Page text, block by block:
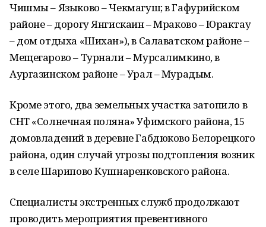
Чишмы – Языково – Чекмагуш; в Гафурийском
районе – дорогу Янгискаин – Мраково – Юрактау
– дом отдыха «Шихан»), в Салаватском районе –
Мещегарово – Турнали – Мурсалимкино, в
Аургазинском районе – Урал – Мурадым.
Кроме этого, два земельных участка затопило в
СНТ «Солнечная поляна» Уфимского района, 15
домовладений в деревне Габдюково Белорецкого
района, один случай угрозы подтопления возник
в селе Шарипово Кушнаренковского района.
Специалисты экстренных служб продолжают
проводить мероприятия превентивного